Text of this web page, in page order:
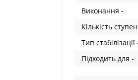
Виконання -
Кількість
Тип стабілізації
Підходить для -